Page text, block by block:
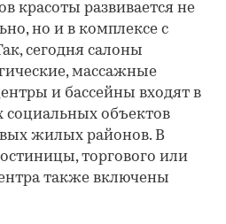
красоты развивается не
но и в комплексе с
сегодня салоны
массажные
и бассейны входят в
социальных объектов
жилых районов. В
торгового или
также включены